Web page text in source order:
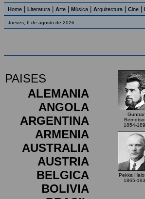
Home Literatura Arte Música Arquitectura Cine
Jueves, 6 de agosto de 2026
PAISES
ALEMANIA
ANGOLA
ARGENTINA
ARMENIA
AUSTRALIA
AUSTRIA
BELGICA
BOLIVIA
Gunnar
1854-
Pekka
1865-